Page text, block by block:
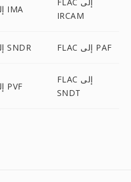
FLAC إلى IMA
IRCAM
FLAC إلى SNDR FLAC إلى PAF
FLAC إلى PVF
FLAC إلى
SNDT